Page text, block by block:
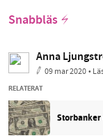
Snabbläs
Anna
09 mar 2020•
RELATERAT